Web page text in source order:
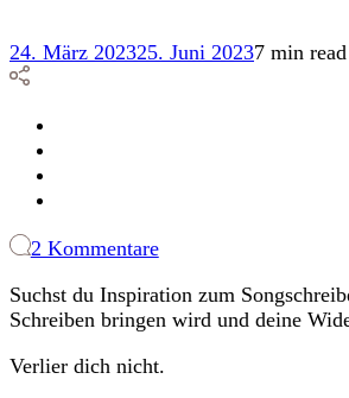
24. März 202325. Juni 20237 min read
2 Kommentarezu
Blogs,
die
beim
Suchst du Inspiration zum
Schreiben bringen wird und deine
Verlier dich nicht.